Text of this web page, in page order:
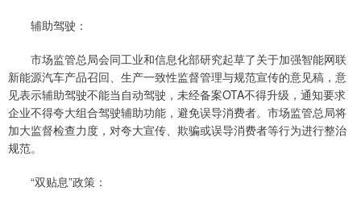
辅助驾驶：
市场监管总局会同工业和信息化部研究起草了关于加强智能网联
新能源汽车产品召回、生产一致性监督管理与规范宣传的意见稿，意
见表示辅助驾驶不能当自动驾驶，未经备案OTA不得升级，通知要求
企业不得夸大组合驾驶辅助功能，避免误导消费者。市场监管总局将
加大监督检查力度，对夸大宣传、欺骗或误导消费者等行为进行整治
规范。
“双贴息”政策：